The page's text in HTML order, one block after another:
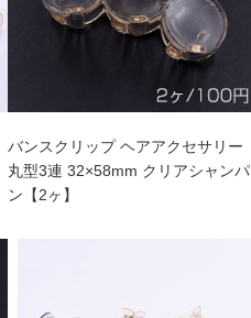
バンスクリップ ヘアアクセサリー
丸型3連 32×58mm クリアシャンパ
ン【2ヶ】